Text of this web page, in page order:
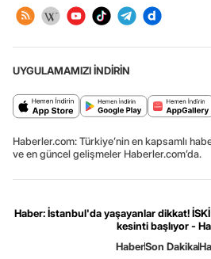
UYGULAMAMIZI İNDİRİN
Haberler.com: Türkiye’nin en kapsamlı
ve en güncel gelişmeler Haberler.com’da.
Haber: İstanbul'da yaşayanlar dikkat!
kesinti başlıyor -
HaberSon Dakika